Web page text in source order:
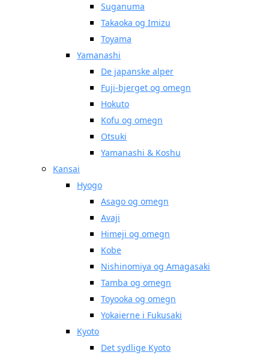
Suganuma
Takaoka og Imizu
Toyama
Yamanashi
De japanske alper
Fuji-bjerget og omegn
Hokuto
Kofu og omegn
Otsuki
Yamanashi & Koshu
Kansai
Hyogo
Asago og omegn
Avaji
Himeji og omegn
Kobe
Nishinomiya og Amagasaki
Tamba og omegn
Toyooka og omegn
Yokaierne i Fukusaki
Kyoto
Det sydlige Kyoto